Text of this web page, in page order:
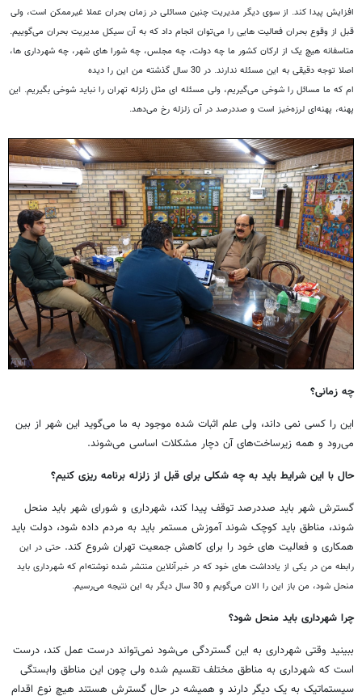
افزایش پیدا كند. از سوی دیگر مدیریت چنین مسائلی در زمان بحران عملا غیر‌ممکن است، ولی
قبل از وقوع بحران فعالیت هایی را می‌توان انجام داد که به آن سیکل مدیریت بحران ‌می‌گوییم.
متاسفانه هیچ یک از ارکان کشور ما چه دولت، چه مجلس، چه شورا های شهر، چه شهرداری ها،
اصلا توجه دقیقی به این مسئله ندارند.
در 30 سال گذشته من این را دیده
ام که ما مسائل را شوخی می‌گیریم، ولی مسئله ای مثل زلزله تهران را نباید شوخی بگیریم. این
پهنه، پهنه‌ای لرزه‌خیز است و صددرصد در آن زلزله رخ می‌دهد.
چه زمانی؟
این را کسی نمی داند، ولی علم اثبات شده موجود به ما می‌گوید این شهر از بین
می‌رود و همه زیرساخت‌های آن دچار مشکلات اساسی می‌شوند.
حال با این شرایط باید به چه شکلی برای قبل از زلزله برنامه ریزی کنیم؟
گسترش شهر باید صددرصد توقف پیدا کند، شهرداری و شورای شهر باید منحل
شوند، مناطق باید کوچک شوند آموزش مستمر باید به مردم داده شود، دولت باید
همکاری و فعالیت های خود را برای کاهش جمعیت تهران شروع کند. حتی در این
رابطه من در یکی از یادداشت های خود که در خبرآنلاین منتشر شده نوشته‌ام که شهرداری باید
منحل شود، من باز این را الان می‌گویم و 30 سال دیگر به این نتیجه می‌رسیم.
چرا شهرداری باید منحل شود؟
ببینید وقتی شهرداری به این گستردگی می‌شود نمی‌تواند درست عمل کند، درست
است که شهرداری به مناطق مختلف تقسیم شده ولی چون این مناطق وابستگی
سیستماتیک به یک دیگر دارند و همیشه در حال گسترش هستند هیچ نوع اقدام